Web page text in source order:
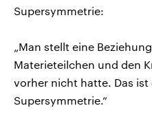
Supersymmetrie:
„Man stellt eine
Materieteilchen und den
vorher nicht hatte. Das ist
Supersymmetrie.“